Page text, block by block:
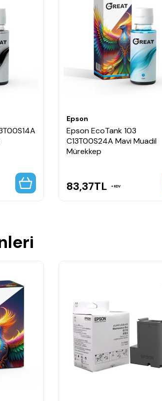
(up to 10 x 15cm)
Epson
Epson EcoTank 103
C13T00S24A Mavi Muadil
Mürekkep
83,37TL KDV